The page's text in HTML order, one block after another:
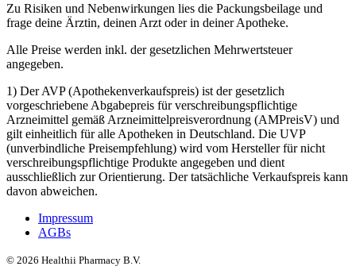
Zu Risiken und Nebenwirkungen lies die Packungsbeilage und
frage deine Ärztin, deinen Arzt oder in deiner Apotheke.
Alle Preise werden inkl. der gesetzlichen Mehrwertsteuer
angegeben.
1) Der AVP (Apothekenverkaufspreis) ist der gesetzlich
vorgeschriebene Abgabepreis für verschreibungspflichtige
Arzneimittel gemäß Arzneimittelpreisverordnung (AMPreisV) und
gilt einheitlich für alle Apotheken in Deutschland. Die UVP
(unverbindliche Preisempfehlung) wird vom Hersteller für nicht
verschreibungspflichtige Produkte angegeben und dient
ausschließlich zur Orientierung. Der tatsächliche Verkaufspreis kann
davon abweichen.
Impressum
AGBs
© 2026 Healthii Pharmacy B.V.